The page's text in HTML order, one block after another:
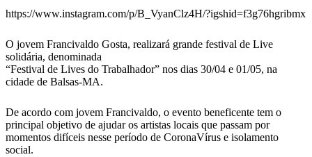
WhatsApp
https://www.instagram.com/p/B_VyanClz4H/?igshid=f3g76hgribmx
O jovem Francivaldo Gosta, realizará grande festival de Live
solidária, denominada
“Festival de Lives do Trabalhador” nos dias 30/04 e 01/05, na
cidade de Balsas-MA.
De acordo com jovem Francivaldo, o evento beneficente tem o
principal objetivo de ajudar os artistas locais que passam por
momentos difíceis nesse período de CoronaVírus e isolamento
social.